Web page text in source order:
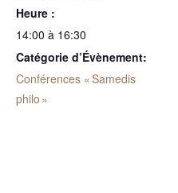
Heure :
14:00 à 16:30
Catégorie d’Évènement:
Conférences « Samedis
philo »